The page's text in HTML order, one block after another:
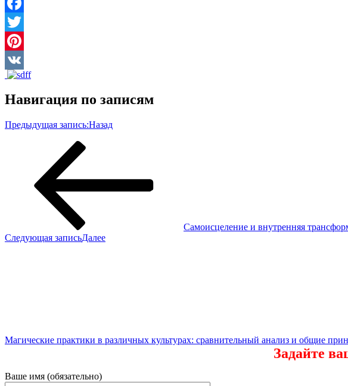
Facebook
Twitter
Pinterest
VK
Навигация по записям
Предыдущая запись:Назад
Самоисцеление и внутренняя
Следующая записьДалее
Магические практики в различных культурах: сравнительный анализ и общие
Задайте
Ваше имя (обязательно)